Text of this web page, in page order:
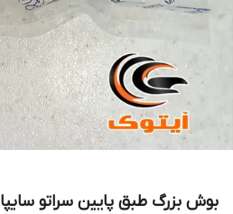
بوش بزرگ طبق پایین سراتو سایپا